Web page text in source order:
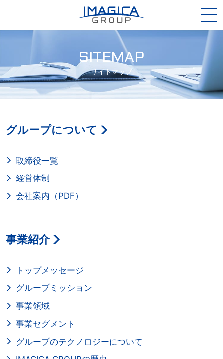
SITEMAP
サイトマップ
グループについて
取締役一覧
経営体制
会社案内（PDF）
事業紹介
トップメッセージ
グループミッション
事業領域
事業セグメント
グループのテクノロジーについて